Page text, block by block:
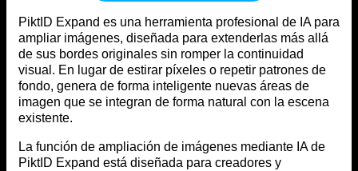
PiktID Expand es una herramienta profesional de IA para
ampliar imágenes, diseñada para extenderlas más allá
de sus bordes originales sin romper la continuidad
visual. En lugar de estirar píxeles o repetir patrones de
fondo, genera de forma inteligente nuevas áreas de
imagen que se integran de forma natural con la escena
existente.
La función de ampliación de imágenes mediante IA de
PiktID Expand está diseñada para creadores y